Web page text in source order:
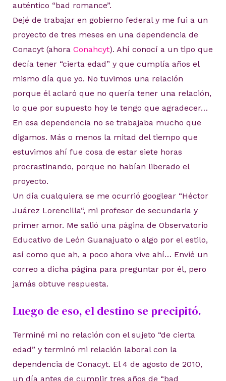
auténtico “bad romance”.
Dejé de trabajar en gobierno federal y me fui a un
proyecto de tres meses en una dependencia de
Conacyt (ahora Conahcyt). Ahí conocí a un tipo que
decía tener “cierta edad” y que cumplía años el
mismo día que yo. No tuvimos una relación
porque él aclaró que no quería tener una relación,
lo que por supuesto hoy le tengo que agradecer…
En esa dependencia no se trabajaba mucho que
digamos. Más o menos la mitad del tiempo que
estuvimos ahí fue cosa de estar siete horas
procrastinando, porque no habían liberado el
proyecto.
Un día cualquiera se me ocurrió googlear “Héctor
Juárez Lorencilla“, mi profesor de secundaria y
primer amor. Me salió una página de Observatorio
Educativo de León Guanajuato o algo por el estilo,
así como que ah, a poco ahora vive ahí… Envié un
correo a dicha página para preguntar por él, pero
jamás obtuve respuesta.
Luego de eso, el destino se precipitó.
Terminé mi no relación con el sujeto “de cierta
edad” y terminó mi relación laboral con la
dependencia de Conacyt. El 4 de agosto de 2010,
un día antes de cumplir tres años de “bad